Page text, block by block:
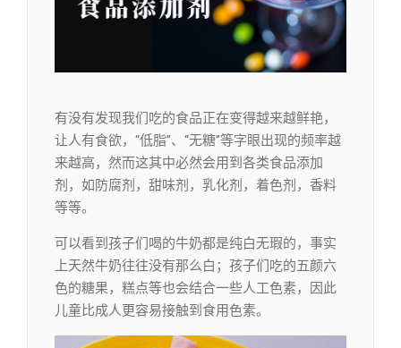
有没有发现我们吃的食品正在变得越来越鲜艳，
让人有食欲，“低脂”、“无糖”等字眼出现的频率越
来越高，然而这其中必然会用到各类食品添加
剂，如防腐剂，甜味剂，乳化剂，着色剂，香料
等等。
可以看到孩子们喝的牛奶都是纯白无瑕的，事实
上天然牛奶往往没有那么白；孩子们吃的五颜六
色的糖果，糕点等也会结合一些人工色素，因此
儿童比成人更容易接触到食用色素。